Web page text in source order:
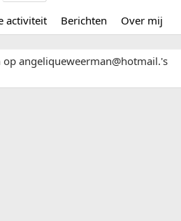
activiteit Berichten Over mij
angeliqueweerman@hotmail.'s